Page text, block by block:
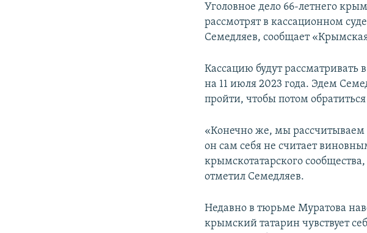
Уголовное дело 66-летнего
рассмотрят в кассационном
Семедляев, сообщает
Кассацию будут рассматривать
на 11 июля 2023 года. Эдем
пройти, чтобы потом
«Конечно же, мы рассчитываем
он сам себя не считает
крымскотатарского
отметил Семедляев.
Недавно в тюрьме Муратова
крымский татарин чувствует